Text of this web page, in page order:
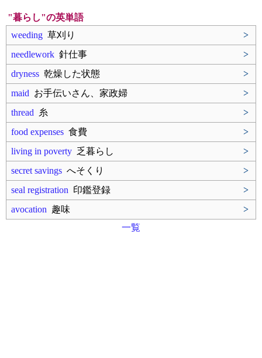
"暮らし"の英単語
weeding 草刈り
>
needlework 針仕事
>
dryness 乾燥した状態
>
maid お手伝いさん、家政婦
>
thread 糸
>
food expenses 食費
>
living in poverty 乏暮らし
>
secret savings へそくり
>
seal registration 印鑑登録
>
avocation 趣味
>
一覧